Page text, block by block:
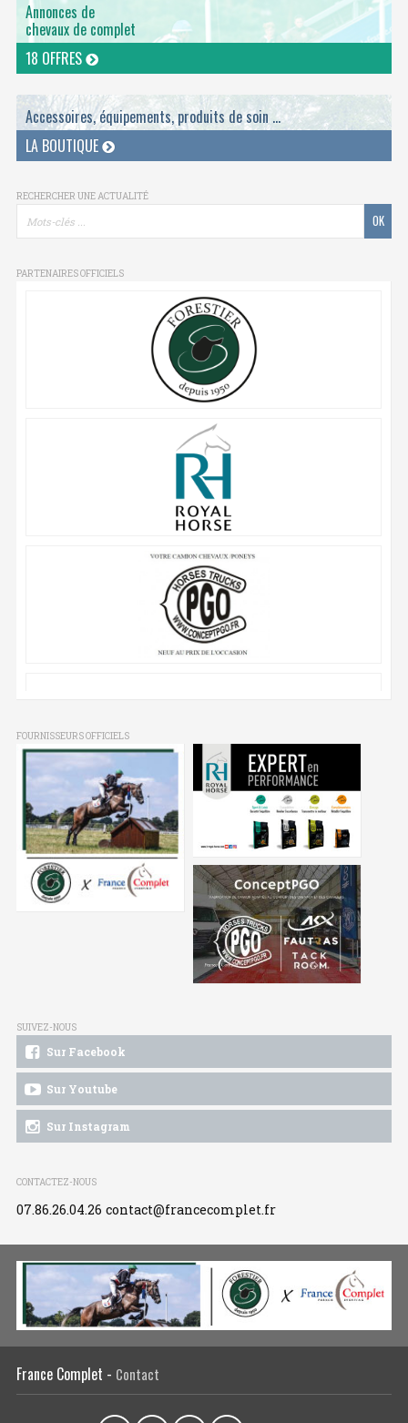
Annonces de
chevaux de complet
18 OFFRES
Accessoires, équipements, produits de soin ...
LA BOUTIQUE
RECHERCHER UNE ACTUALITÉ
PARTENAIRES OFFICIELS
FOURNISSEURS OFFICIELS
SUIVEZ-NOUS
Sur Facebook
Sur Youtube
Sur Instagram
CONTACTEZ-NOUS
07.86.26.04.26 contact@francecomplet.fr
France Complet - Contact